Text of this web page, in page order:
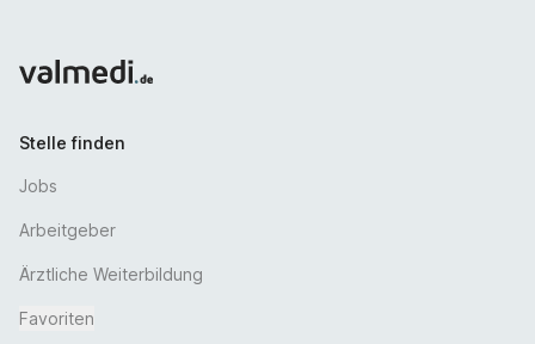
Stelle finden
Jobs
Arbeitgeber
Ärztliche Weiterbildung
Favoriten